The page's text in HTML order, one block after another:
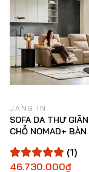
JANG IN
SOFA DA THƯ
CHỖ NOMAD+
(1)
46.730.000₫